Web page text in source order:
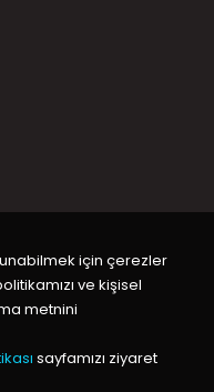
için çerezler
ve kişisel
metnini
sayfamızı ziyaret